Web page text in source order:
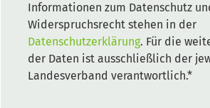
Informationen zum Datenschutz
Widerspruchsrecht stehen in der
Datenschutzerklärung. Für die
der Daten ist ausschließlich der
Landesverband verantwortlich.*